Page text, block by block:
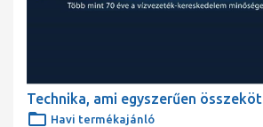
Technika, ami egyszerűen összeköt
Havi termékajánló